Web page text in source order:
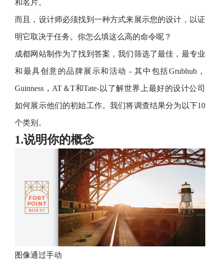
和名片。
而且，设计师必须找到一种方式来展示您的设计，以证
明它取决于任务。你怎么填这么高的命令呢？
成都网站制作为了找到答案，我们筛选了最佳，最专业
和最具创意的品牌展示和活动 - 其中包括Grubhub，
Guinness，AT＆T和Tate-以了解世界上最好的设计公司
如何展示他们的初始工作。我们将调查结果分为以下10
个类别。
1.说明你的概念
图像通过手动